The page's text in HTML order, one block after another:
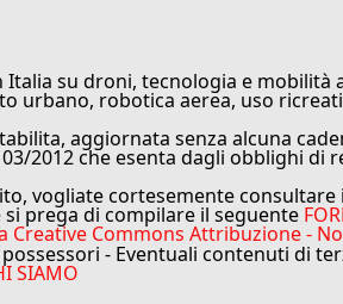
su droni, tecnologia e mobilità
robotica aerea, uso
aggiornata senza alcuna
2012 che esenta dagli obblighi di
vogliate cortesemente consultare
prega di compilare il seguente
Creative Commons Attribuzione -
- Eventuali contenuti di
SIAMO